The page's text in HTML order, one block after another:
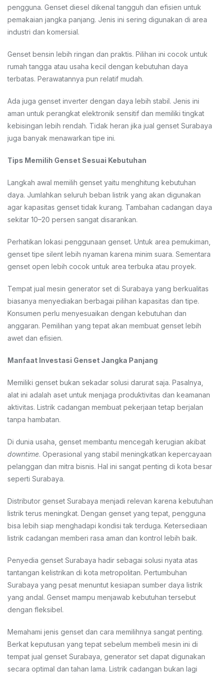
pengguna. Genset diesel dikenal tangguh dan efisien untuk
pemakaian jangka panjang. Jenis ini sering digunakan di area
industri dan komersial.
Genset bensin lebih ringan dan praktis. Pilihan ini cocok untuk
rumah tangga atau usaha kecil dengan kebutuhan daya
terbatas. Perawatannya pun relatif mudah.
Ada juga genset inverter dengan daya lebih stabil. Jenis ini
aman untuk perangkat elektronik sensitif dan memiliki tingkat
kebisingan lebih rendah. Tidak heran jika jual genset Surabaya
juga banyak menawarkan tipe ini.
Tips Memilih Genset Sesuai Kebutuhan
Langkah awal memilih genset yaitu menghitung kebutuhan
daya. Jumlahkan seluruh beban listrik yang akan digunakan
agar kapasitas genset tidak kurang. Tambahan cadangan daya
sekitar 10–20 persen sangat disarankan.
Perhatikan lokasi penggunaan genset. Untuk area pemukiman,
genset tipe silent lebih nyaman karena minim suara. Sementara
genset open lebih cocok untuk area terbuka atau proyek.
Tempat jual mesin generator set di Surabaya yang berkualitas
biasanya menyediakan berbagai pilihan kapasitas dan tipe.
Konsumen perlu menyesuaikan dengan kebutuhan dan
anggaran. Pemilihan yang tepat akan membuat genset lebih
awet dan efisien.
Manfaat Investasi Genset Jangka Panjang
Memiliki genset bukan sekadar solusi darurat saja. Pasalnya,
alat ini adalah aset untuk menjaga produktivitas dan keamanan
aktivitas. Listrik cadangan membuat pekerjaan tetap berjalan
tanpa hambatan.
Di dunia usaha, genset membantu mencegah kerugian akibat
downtime. Operasional yang stabil meningkatkan kepercayaan
pelanggan dan mitra bisnis. Hal ini sangat penting di kota besar
seperti Surabaya.
Distributor genset Surabaya menjadi relevan karena kebutuhan
listrik terus meningkat. Dengan genset yang tepat, pengguna
bisa lebih siap menghadapi kondisi tak terduga. Ketersediaan
listrik cadangan memberi rasa aman dan kontrol lebih baik.
Penyedia genset Surabaya hadir sebagai solusi nyata atas
tantangan kelistrikan di kota metropolitan. Pertumbuhan
Surabaya yang pesat menuntut kesiapan sumber daya listrik
yang andal. Genset mampu menjawab kebutuhan tersebut
dengan fleksibel.
Memahami jenis genset dan cara memilihnya sangat penting.
Berkat keputusan yang tepat sebelum membeli mesin ini di
tempat jual genset Surabaya, generator set dapat digunakan
secara optimal dan tahan lama. Listrik cadangan bukan lagi